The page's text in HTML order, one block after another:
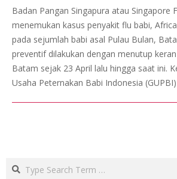
05-
08
Badan Pangan Singapura atau Singapore
menemukan kasus penyakit flu babi,
pada sejumlah babi asal Pulau Bulan,
preventif dilakukan dengan menutup
Batam sejak 23 April lalu hingga saat ini.
Usaha Peternakan Babi Indonesia
Search